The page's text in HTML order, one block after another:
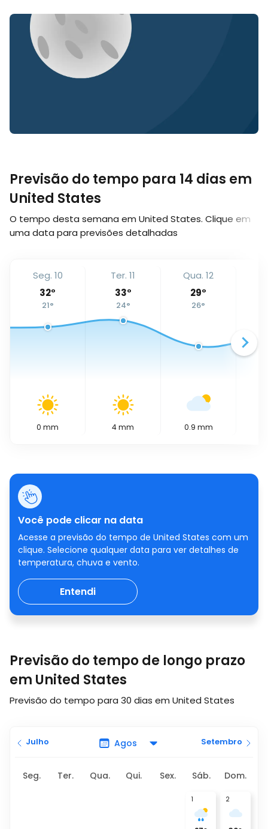
Previsão do tempo para 14 dias em
United States
O tempo desta semana em United States. Clique em
uma data para previsões detalhadas
Seg. 10
32°
21°
0 mm
Ter. 11
33°
24°
4mm
Qua. 12
29°
26°
0.9 mm
Você pode clicar na data
Acesse a previsão do tempo de United States com um
clique. Selecione qualquer data para ver detalhes de
temperatura, chuva e vento.
Entendi
Previsão do tempo de longo prazo
em United States
Previsão do tempo para 30 dias em United States
Julho Setembro
Seg. Ter. Qua. Qui. Sex. Sáb. Dom.
1 2